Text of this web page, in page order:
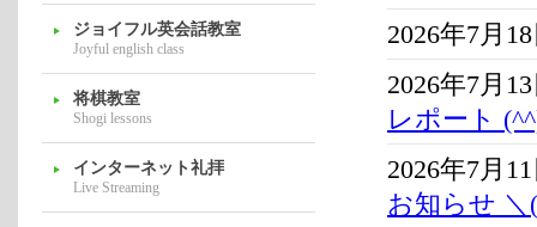
ジョイフル英会話教室
Joyful english class
将棋教室
Shogi lessons
インターネット礼拝
Live Streaming
2026年7月
2026年7月
レポート
2026年7月
お知らせ ＼